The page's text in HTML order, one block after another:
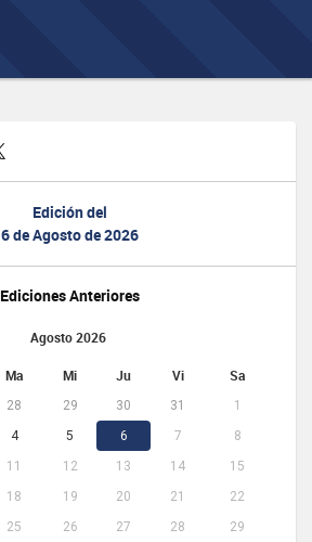
Edición del
6 de Agosto de 2026
Ediciones Anteriores
Agosto 2026
Ma Mi Ju Vi Sa
28 29 30 31
1
4 5 6 7
8
11 12 13 14
15
18 19 20 21
22
25 26 27 28
29